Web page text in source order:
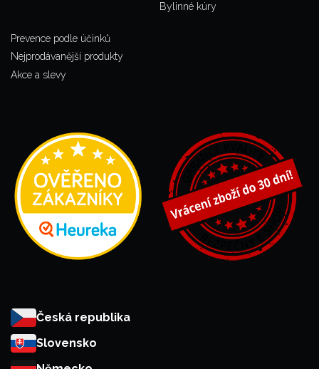
Bylinné kúry
Prevence podle účinků
Nejprodávanější produkty
Akce a slevy
Česká republika
Slovensko